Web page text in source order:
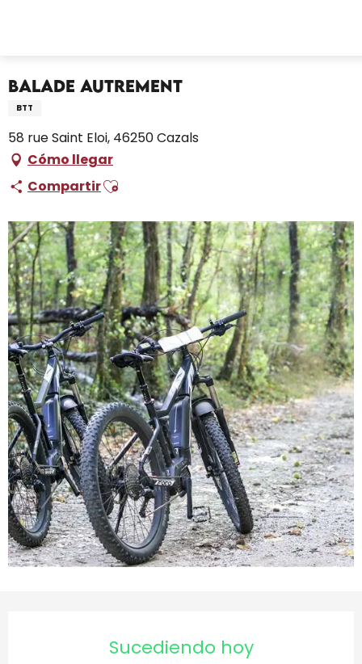
Balade Autrement
BTT
58 rue Saint Eloi, 46250 Cazals
Cómo llegar
CompartirAjouter aux favoris
Sucediendo hoy